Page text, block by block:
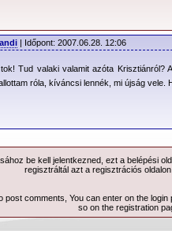
| Időpont: 2007.06.28. 12:06
Tud valaki valamit azóta Krisztiánról?
róla, kíváncsi lennék, mi újság
be kell jelentkezned, ezt a belépési
regisztráltál azt a regisztrációs
post comments, You can enter on the login
so on the registration